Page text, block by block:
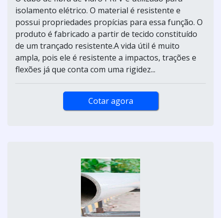
isolamento elétrico. O material é resistente e
possui propriedades propícias para essa função. O
produto é fabricado a partir de tecido constituído
de um trançado resistente.A vida útil é muito
ampla, pois ele é resistente a impactos, trações e
flexões já que conta com uma rigidez...
Cotar agora